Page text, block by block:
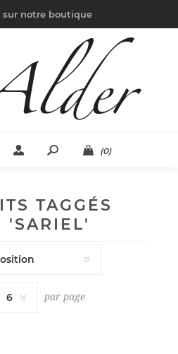
sur notre boutique
(0)
TAGGÉS
'SARIEL'
par page